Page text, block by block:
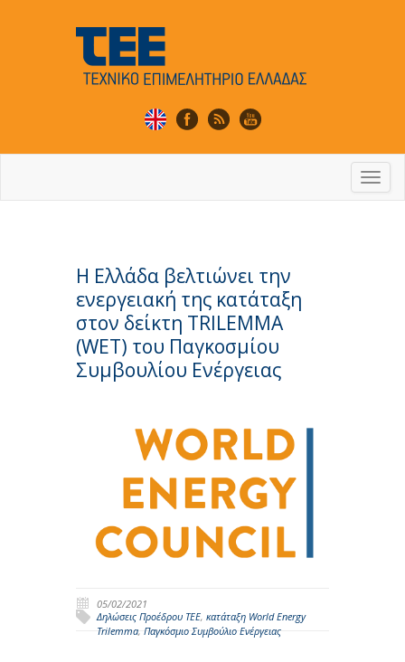
Η Ελλάδα βελτιώνει την
ενεργειακή της κατάταξη
στον δείκτη TRILEMMA
(WET) του Παγκοσμίου
Συμβουλίου Ενέργειας
05/02/2021
Δηλώσεις Προέδρου ΤΕΕ, κατάταξη World Energy
Trilemma, Παγκόσμιο Συμβούλιο Ενέργειας